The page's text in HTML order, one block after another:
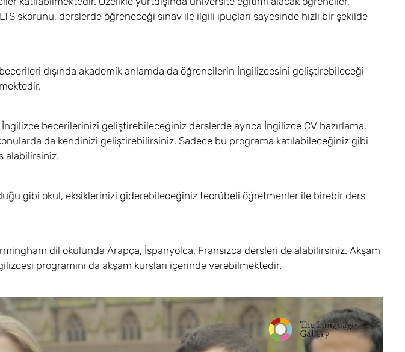
skorunu, derslerde öğreneceği sınav ile ilgili ipuçları sayesinde hızlı bir şekilde
dışında akademik anlamda da öğrencilerin İngilizcesini geliştirebileceği
becerilerinizi geliştirebileceğiniz derslerde ayrıca İngilizce CV hazırlama,
da kendinizi geliştirebilirsiniz. Sadece bu programa katılabileceğiniz gibi
alabilirsiniz.
gibi okul, eksiklerinizi giderebileceğiniz tecrübeli öğretmenler ile birebir ders
dil okulunda Arapça, İspanyolca, Fransızca dersleri de alabilirsiniz. Akşam
programını da akşam kursları içerinde verebilmektedir.